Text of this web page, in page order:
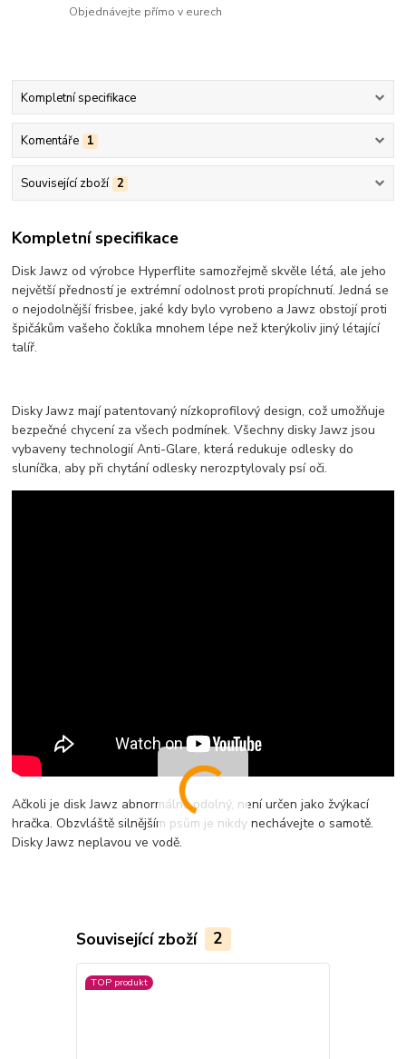
Objednávejte přímo v eurech
Kompletní specifikace
Komentáře 1
Související zboží 2
Kompletní specifikace
Disk Jawz od výrobce Hyperflite samozřejmě skvěle létá, ale jeho
největší předností je extrémní odolnost proti propíchnutí. Jedná se
o nejodolnější frisbee, jaké kdy bylo vyrobeno a Jawz obstojí proti
špičákům vašeho čoklíka mnohem lépe než kterýkoliv jiný létající
talíř.
Disky Jawz mají patentovaný nízkoprofilový design, což umožňuje
bezpečné chycení za všech podmínek. Všechny disky Jawz jsou
vybaveny technologií Anti-Glare, která redukuje odlesky do
sluníčka, aby při chytání odlesky nerozptylovaly psí oči.
Ačkoli je disk Jawz abnormálně odolný, není určen jako žvýkací
hračka. Obzvláště silnějším psům je nikdy nechávejte o samotě.
Disky Jawz neplavou ve vodě.
Související zboží 2
TOP produkt